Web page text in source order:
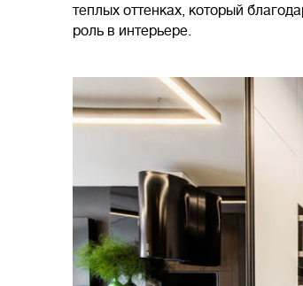
теплых оттенках, который
роль в интерьере.